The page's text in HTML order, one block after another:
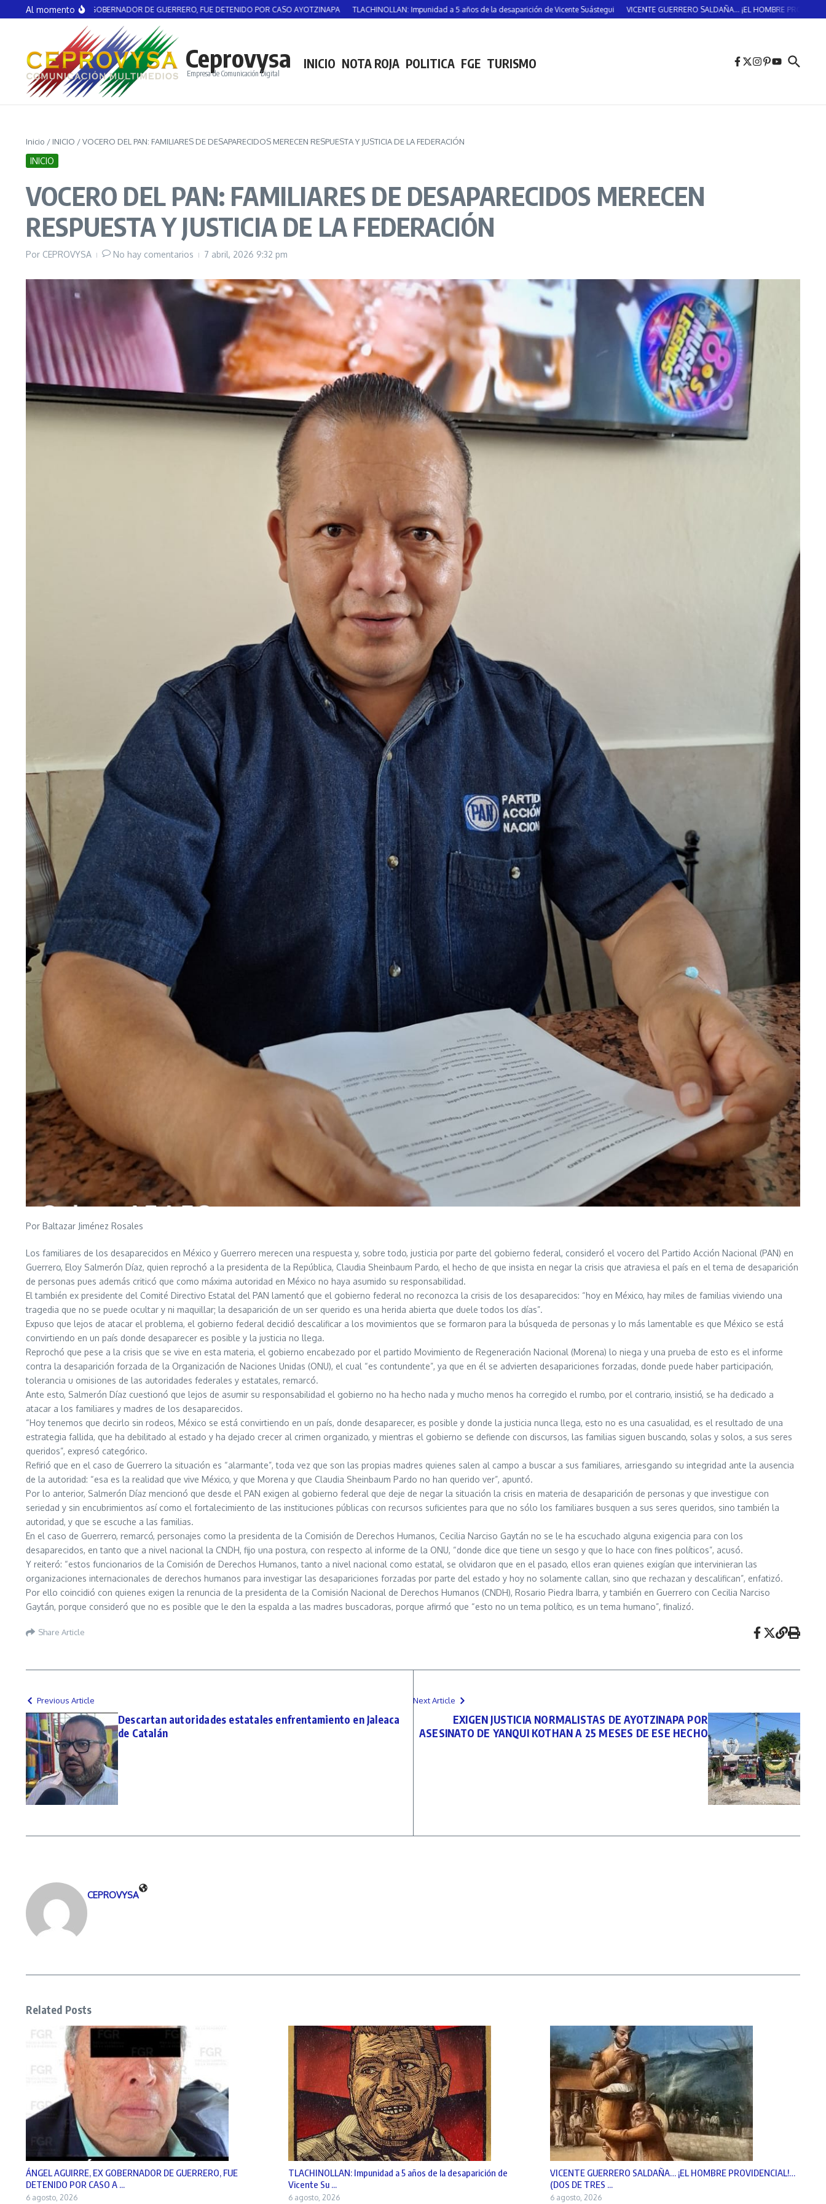
Saltar al contenido
Al momento
AGUIRRE, EX GOBERNADOR DE GUERRERO, FUE DETENIDO POR CASO AYOTZINAPA TLACHINOLLAN: Impunidad a 5 años de la desaparición de Vicente Suástegui VICENTE GUERRERO SALDAÑA… ¡EL HOMBRE PROVIDENCIAL!…
Ceprovysa
Empresa de Comunicación Digital
INICIO NOTA ROJA POLITICA FGE TURISMO
Inicio / INICIO /VOCERO DEL PAN: FAMILIARES DE DESAPARECIDOS MERECEN RESPUESTA Y JUSTICIA DE LA FEDERACIÓN
INICIO
VOCERO DEL PAN: FAMILIARES DE DESAPARECIDOS MERECEN
RESPUESTA Y JUSTICIA DE LA FEDERACIÓN
Por CEPROVYSA No hay comentarios 7 abril, 2026 9:32 pm
Por Baltazar Jiménez Rosales
Los familiares de los desaparecidos en México y Guerrero merecen una respuesta y, sobre todo, justicia por parte del gobierno federal, consideró el vocero del Partido Acción Nacional (PAN) en
Guerrero, Eloy Salmerón Díaz, quien reprochó a la presidenta de la República, Claudia Sheinbaum Pardo, el hecho de que insista en negar la crisis que atraviesa el país en el tema de desaparición
de personas pues además criticó que como máxima autoridad en México no haya asumido su responsabilidad.
El también ex presidente del Comité Directivo Estatal del PAN lamentó que el gobierno federal no reconozca la crisis de los desaparecidos: “hoy en México, hay miles de familias viviendo una
tragedia que no se puede ocultar y ni maquillar; la desaparición de un ser querido es una herida abierta que duele todos los días”.
Expuso que lejos de atacar el problema, el gobierno federal decidió descalificar a los movimientos que se formaron para la búsqueda de personas y lo más lamentable es que México se está
convirtiendo en un país donde desaparecer es posible y la justicia no llega.
Reprochó que pese a la crisis que se vive en esta materia, el gobierno encabezado por el partido Movimiento de Regeneración Nacional (Morena) lo niega y una prueba de esto es el informe
contra la desaparición forzada de la Organización de Naciones Unidas (ONU), el cual “es contundente”, ya que en él se advierten desapariciones forzadas, donde puede haber participación,
tolerancia u omisiones de las autoridades federales y estatales, remarcó.
Ante esto, Salmerón Díaz cuestionó que lejos de asumir su responsabilidad el gobierno no ha hecho nada y mucho menos ha corregido el rumbo, por el contrario, insistió, se ha dedicado a
atacar a los familiares y madres de los desaparecidos.
“Hoy tenemos que decirlo sin rodeos, México se está convirtiendo en un país, donde desaparecer, es posible y donde la justicia nunca llega, esto no es una casualidad, es el resultado de una
estrategia fallida, que ha debilitado al estado y ha dejado crecer al crimen organizado, y mientras el gobierno se defiende con discursos, las familias siguen buscando, solas y solos, a sus seres
queridos”, expresó categórico.
Refirió que en el caso de Guerrero la situación es “alarmante”, toda vez que son las propias madres quienes salen al campo a buscar a sus familiares, arriesgando su integridad ante la ausencia
de la autoridad: “esa es la realidad que vive México, y que Morena y que Claudia Sheinbaum Pardo no han querido ver”, apuntó.
Por lo anterior, Salmerón Díaz mencionó que desde el PAN exigen al gobierno federal que deje de negar la situación la crisis en materia de desaparición de personas y que investigue con
seriedad y sin encubrimientos así como el fortalecimiento de las instituciones públicas con recursos suficientes para que no sólo los familiares busquen a sus seres queridos, sino también la
autoridad, y que se escuche a las familias.
En el caso de Guerrero, remarcó, personajes como la presidenta de la Comisión de Derechos Humanos, Cecilia Narciso Gaytán no se le ha escuchado alguna exigencia para con los
desaparecidos, en tanto que a nivel nacional la CNDH, fijo una postura, con respecto al informe de la ONU, “donde dice que tiene un sesgo y que lo hace con fines políticos”, acusó.
Y reiteró: “estos funcionarios de la Comisión de Derechos Humanos, tanto a nivel nacional como estatal, se olvidaron que en el pasado, ellos eran quienes exigían que intervinieran las
organizaciones internacionales de derechos humanos para investigar las desapariciones forzadas por parte del estado y hoy no solamente callan, sino que rechazan y descalifican”, enfatizó.
Por ello coincidió con quienes exigen la renuncia de la presidenta de la Comisión Nacional de Derechos Humanos (CNDH), Rosario Piedra Ibarra, y también en Guerrero con Cecilia Narciso
Gaytán, porque consideró que no es posible que le den la espalda a las madres buscadoras, porque afirmó que “esto no un tema político, es un tema humano”, finalizó.
Share Article
Previous Article
Descartan autoridades estatales enfrentamiento en Jaleaca
de Catalán
Next Article
EXIGEN JUSTICIA NORMALISTAS DE AYOTZINAPA POR
ASESINATO DE YANQUI KOTHAN A 25 MESES DE ESE HECHO
CEPROVYSA
Related Posts
ÁNGEL AGUIRRE, EX GOBERNADOR DE GUERRERO, FUE
DETENIDO POR CASO A ...
6 agosto, 2026
TLACHINOLLAN: Impunidad a 5 años de la desaparición de
Vicente Su ...
6 agosto, 2026
VICENTE GUERRERO SALDAÑA… ¡EL HOMBRE PROVIDENCIAL!…
(DOS DE TRES ...
6 agosto, 2026